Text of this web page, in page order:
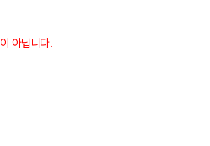
아닙니다.